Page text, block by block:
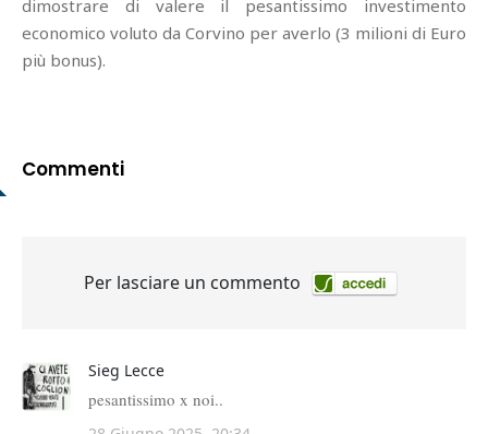
dimostrare di valere il pesantissimo investimento
economico voluto da Corvino per averlo (3 milioni di Euro
più bonus).
Commenti